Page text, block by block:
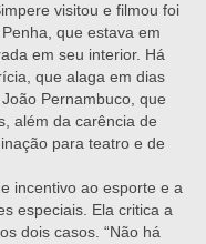
visitou e filmou foi
que estava em
em seu interior. Há
que alaga em dias
Pernambuco, que
além da carência de
para teatro e de
incentivo ao esporte e a
especiais. Ela critica a
dois casos. “Não há